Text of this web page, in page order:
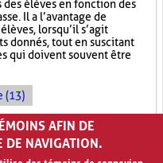
élèves en fonction des
Il a l’avantage de
lorsqu’il s’agit
donnés, tout en suscitant
qui doivent souvent être
(13)
AFIN DE
DE NAVIGATION.